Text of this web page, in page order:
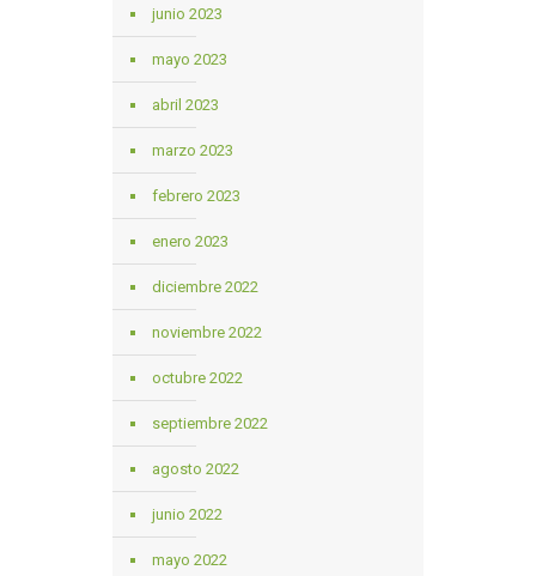
junio 2023
mayo 2023
abril 2023
marzo 2023
febrero 2023
enero 2023
diciembre 2022
noviembre 2022
octubre 2022
septiembre 2022
agosto 2022
junio 2022
mayo 2022